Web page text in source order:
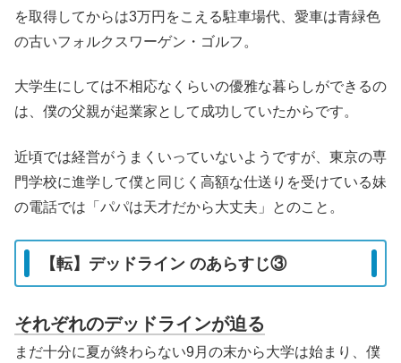
を取得してからは3万円をこえる駐車場代、愛車は青緑色
の古いフォルクスワーゲン・ゴルフ。
大学生にしては不相応なくらいの優雅な暮らしができるの
は、僕の父親が起業家として成功していたからです。
近頃では経営がうまくいっていないようですが、東京の専
門学校に進学して僕と同じく高額な仕送りを受けている妹
の電話では「パパは天才だから大丈夫」とのこと。
【転】デッドライン のあらすじ③
それぞれのデッドラインが迫る
まだ十分に夏が終わらない9月の末から大学は始まり、僕